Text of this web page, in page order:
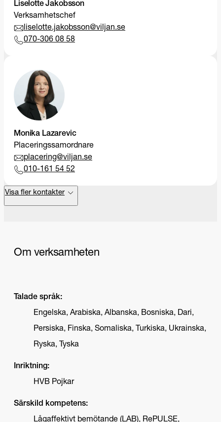
Liselotte Jakobsson
Verksamhetschef
liselotte.jakobsson@viljan.se
070-306 08 58
Monika Lazarevic
Placeringssamordnare
placering@viljan.se
010-161 54 52
Visa fler kontakter
Om verksamheten
Talade språk:
Engelska, Arabiska, Albanska, Bosniska, Dari,
Persiska, Finska, Somaliska, Turkiska, Ukrainska,
Ryska, Tyska
Inriktning:
HVB Pojkar
Särskild kompetens:
Lågaffektivt bemötande (LAB), RePULSE,